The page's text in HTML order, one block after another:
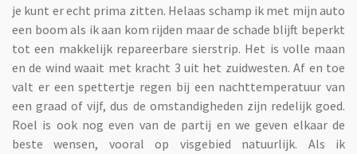
je kunt er echt prima zitten. Helaas schamp ik met mijn auto
een boom als ik aan kom rijden maar de schade blijft beperkt
tot een makkelijk repareerbare sierstrip. Het is volle maan
en de wind waait met kracht 3 uit het zuidwesten. Af en toe
valt er een spettertje regen bij een nachttemperatuur van
een graad of vijf, dus de omstandigheden zijn redelijk goed.
Roel is ook nog even van de partij en we geven elkaar de
beste wensen, vooral op visgebied natuurlijk. Als ik